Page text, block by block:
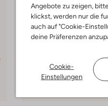
Angebote zu zeigen,
klickst, werden nur die
auch auf "Cookie-
deine Präferenzen
Cookie-
Einstellungen